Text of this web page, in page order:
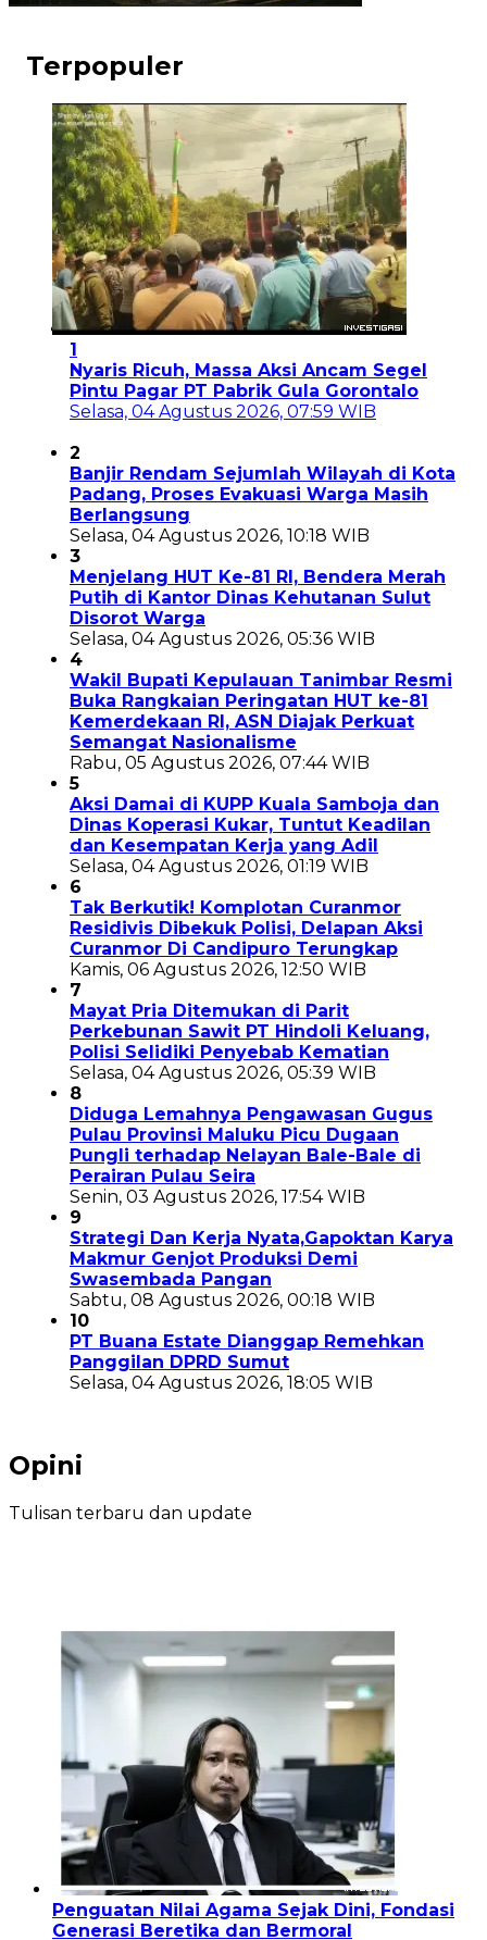
Terpopuler
1
Nyaris Ricuh, Massa Aksi Ancam Segel
Pintu Pagar PT Pabrik Gula Gorontalo
Selasa, 04 Agustus 2026, 07:59 WIB
2
Banjir Rendam Sejumlah Wilayah di Kota
Padang, Proses Evakuasi Warga Masih
Berlangsung
Selasa, 04 Agustus 2026, 10:18 WIB
3
Menjelang HUT Ke-81 RI, Bendera Merah
Putih di Kantor Dinas Kehutanan Sulut
Disorot Warga
Selasa, 04 Agustus 2026, 05:36 WIB
4
Wakil Bupati Kepulauan Tanimbar Resmi
Buka Rangkaian Peringatan HUT ke-81
Kemerdekaan RI, ASN Diajak Perkuat
Semangat Nasionalisme
Rabu, 05 Agustus 2026, 07:44 WIB
5
Aksi Damai di KUPP Kuala Samboja dan
Dinas Koperasi Kukar, Tuntut Keadilan
dan Kesempatan Kerja yang Adil
Selasa, 04 Agustus 2026, 01:19 WIB
6
Tak Berkutik! Komplotan Curanmor
Residivis Dibekuk Polisi, Delapan Aksi
Curanmor Di Candipuro Terungkap
Kamis, 06 Agustus 2026, 12:50 WIB
7
Mayat Pria Ditemukan di Parit
Perkebunan Sawit PT Hindoli Keluang,
Polisi Selidiki Penyebab Kematian
Selasa, 04 Agustus 2026, 05:39 WIB
8
Diduga Lemahnya Pengawasan Gugus
Pulau Provinsi Maluku Picu Dugaan
Pungli terhadap Nelayan Bale-Bale di
Perairan Pulau Seira
Senin, 03 Agustus 2026, 17:54 WIB
9
Strategi Dan Kerja Nyata,Gapoktan Karya
Makmur Genjot Produksi Demi
Swasembada Pangan
Sabtu, 08 Agustus 2026, 00:18 WIB
10
PT Buana Estate Dianggap Remehkan
Panggilan DPRD Sumut
Selasa, 04 Agustus 2026, 18:05 WIB
Opini
Tulisan terbaru dan update
Penguatan Nilai Agama Sejak Dini, Fondasi
Generasi Beretika dan Bermoral